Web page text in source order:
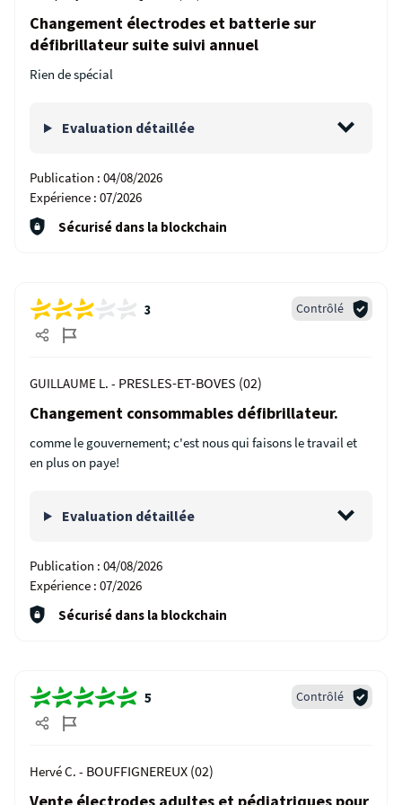
Changement électrodes et batterie sur
défibrillateur suite suivi annuel
Rien de spécial
Evaluation détaillée
Publication : 04/08/2026
Expérience : 07/2026
Sécurisé dans la blockchain
3 Contrôlé
GUILLAUME L. - PRESLES-ET-BOVES (02)
Changement consommables défibrillateur.
comme le gouvernement; c'est nous qui faisons le travail et
en plus on paye!
Evaluation détaillée
Publication : 04/08/2026
Expérience : 07/2026
Sécurisé dans la blockchain
5 Contrôlé
Hervé C. - BOUFFIGNEREUX (02)